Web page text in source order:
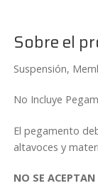
Sobre el
Suspensión,
No Incluye
El pegamento
altavoces y
NO SE